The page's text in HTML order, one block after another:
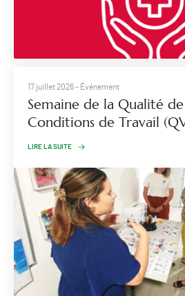
17 juillet 2026- Événement
Semaine de la Qualité
Conditions de Travail
LIRE LA SUITE